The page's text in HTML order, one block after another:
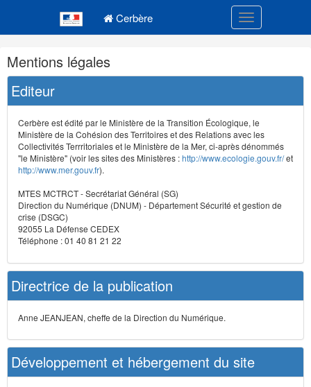
Cerbère Toggle
Navigation
et
outils
annexes
Mentions légales
Editeur
Cerbère est édité par le Ministère de la Transition Écologique, le
Ministère de la Cohésion des Territoires et des Relations avec les
Collectivités Terrritoriales et le Ministère de la Mer, ci-après dénommés
"le Ministère" (voir les sites des Ministères :http://www.ecologie.gouv.fr/et
http://www.mer.gouv.fr).
MTES MCTRCT - Secrétariat Général (SG)
Direction du Numérique (DNUM) - Département Sécurité et gestion de
crise (DSGC)
92055 La Défense CEDEX
Téléphone : 01 40 81 21 22
Directrice de la publication
Anne JEANJEAN, cheffe de la Direction du Numérique.
Développement et hébergement du site